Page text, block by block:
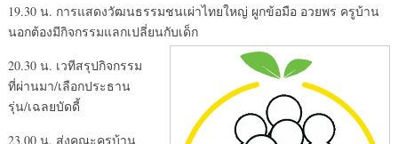
19.30 น. การแสดงวัฒนธรรมชนเผ่าไทยใหญ่ ผูกข้อมือ อวยพร ครูบ้าน
นอกต้องมีกิจกรรมแลกเปลี่ยนกับเด็ก
20.30 น. เวทีสรุปกิจกรรม
ที่ผ่านมา/เลือกประธาน
รุ่น/เฉลยบัดดี้
23.00 น. ส่งคณะครูบ้าน